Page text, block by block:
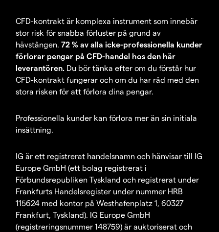
CFD-kontrakt är komplexa instrument som innebär
stor risk för snabba förluster på grund av
hävstången. 72 % av alla icke-professionella kunder
förlorar pengar på CFD-handel hos den här
leverantören. Du bör tänka efter om du förstår hur
CFD-kontrakt fungerar och om du har råd med den
stora risken för att förlora dina pengar.
Professionella kunder kan förlora mer än sin initiala
insättning.
IG är ett registrerat handelsnamn och hänvisar till IG
Europe GmbH (ett bolag registrerat i
Förbundsrepubliken Tyskland och registrerat under
Frankfurts Handelsregister under nummer HRB
115624 med kontor på Westhafenplatz 1, 60327
Frankfurt, Tyskland). IG Europe GmbH
(registreringsnummer 148759) är auktoriserat och